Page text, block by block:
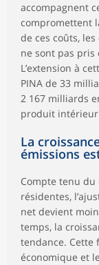
accompagnent
compromettent
de ces coûts,
ne sont pas pris
L’extension à
PINA de 33
2 167 milliards
produit
La
émissions
Compte tenu
résidentes,
net devient
temps, la
tendance. Cette
économique et